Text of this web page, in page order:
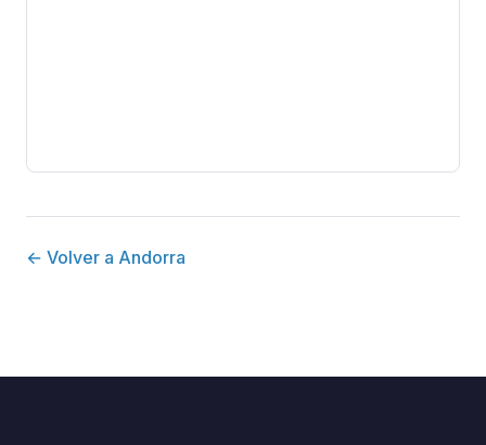
← Volver a Andorra